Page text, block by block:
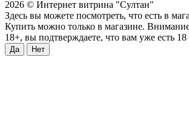
2026 © Интернет витрина "Султан"
Здесь вы можете посмотреть, что есть в
Купить можно только в магазине.
18+, вы подтверждаете, что вам уже есть 18